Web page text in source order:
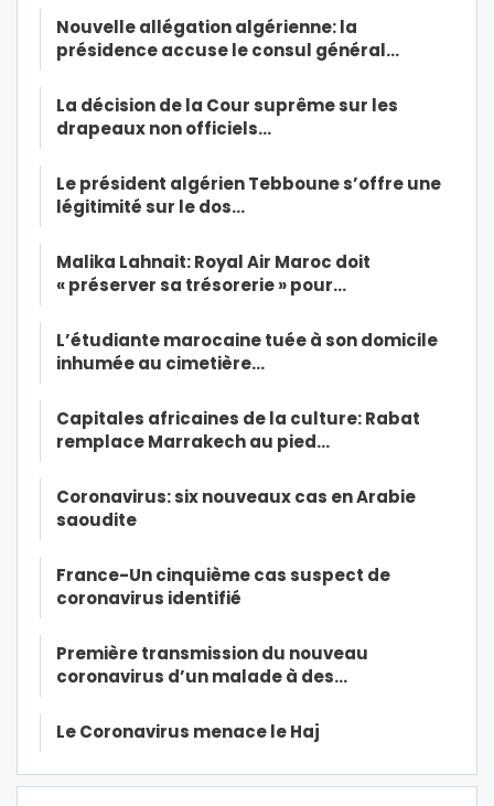
Nouvelle allégation algérienne: la
présidence accuse le consul général…
La décision de la Cour suprême sur les
drapeaux non officiels…
Le président algérien Tebboune s’offre une
légitimité sur le dos…
Malika Lahnait: Royal Air Maroc doit
« préserver sa trésorerie » pour…
L’étudiante marocaine tuée à son domicile
inhumée au cimetière…
Capitales africaines de la culture: Rabat
remplace Marrakech au pied…
Coronavirus: six nouveaux cas en Arabie
saoudite
France-Un cinquième cas suspect de
coronavirus identifié
Première transmission du nouveau
coronavirus d’un malade à des…
Le Coronavirus menace le Haj